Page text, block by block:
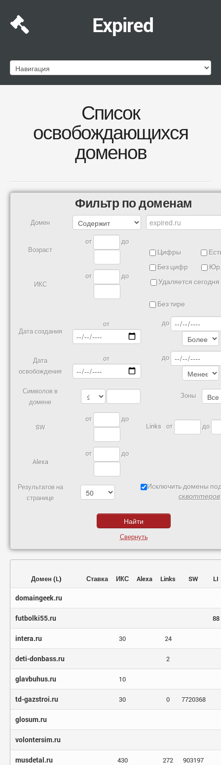
Expired
Список
освобождающихся
доменов
Фильтр по доменам
Домен
Возраст
от до
Цифры
Без цифр
Удаляется сегодня
ИКС
от до
Без тире
Дата создания
от до
Дата
освобождения
от до
Символов в
домене
Зоны
SW
от
до
Links
от до
Alexa
от до
Результатов на
странице
Исключить домены
сквоттеров
Свернуть
Домен (L) Ставка ИКС Alexa Links SW LI
domaingeek.ru
futbolki55.ru 88
intera.ru 30 24
deti-donbass.ru 2
glavbuhus.ru 10
td-gazstroi.ru 30 0 7720368
glosum.ru
volontersim.ru
musdetal.ru 430 272 903197